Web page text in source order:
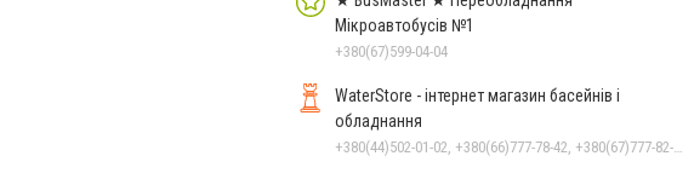
Мікроавтобусів №1
+380(67)599-04-04
WaterStore - інтернет магазин басейнів і
обладнання